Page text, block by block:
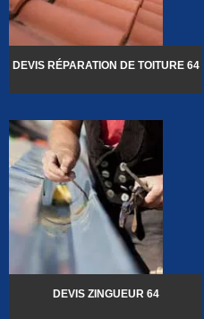
DEVIS RÉPARATION DE TOITURE 64
DEVIS ZINGUEUR 64